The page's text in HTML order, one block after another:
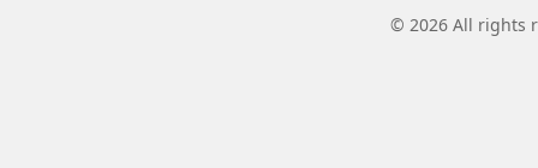
© 2026 All rights